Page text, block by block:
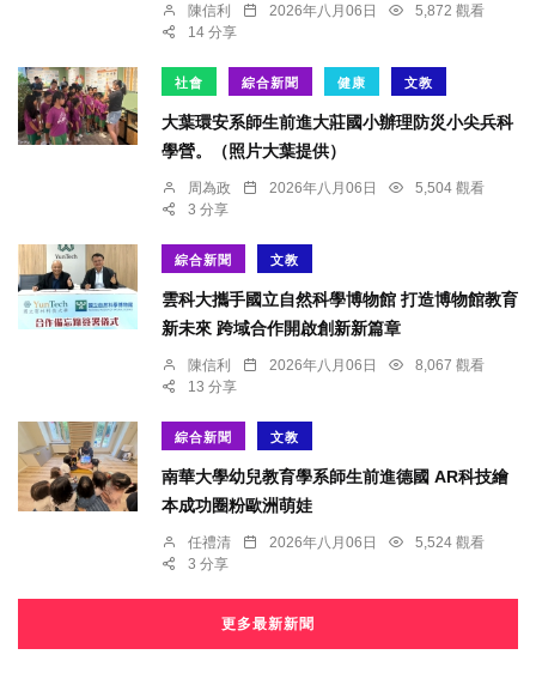
陳信利 2026年八月06日
5,872 觀看
14 分享
社會 綜合新聞 健康 文教
大葉環安系師生前進大莊國小辦理防災小尖兵科
學營。（照片大葉提供）
周為政 2026年八月06日
5,504 觀看
3 分享
綜合新聞 文教
雲科大攜手國立自然科學博物館 打造博物館教育
新未來 跨域合作開啟創新新篇章
陳信利 2026年八月06日
8,067 觀看
13 分享
綜合新聞 文教
南華大學幼兒教育學系師生前進德國 AR科技繪
本成功圈粉歐洲萌娃
任禮清 2026年八月06日
5,524 觀看
3 分享
更多最新新聞